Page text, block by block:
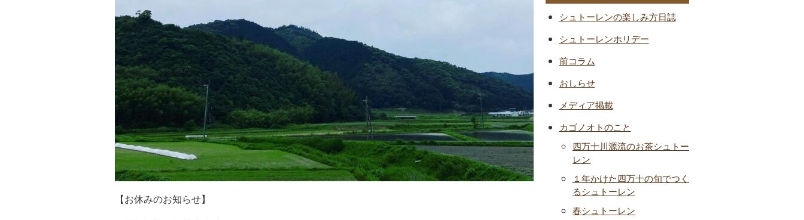
【お休みのお知らせ】
シュトーレンの楽しみ方日誌
シュトーレンホリデー
前コラム
おしらせ
メディア掲載
カゴノオトのこと
四万十川源流のお茶シュトー
レン
１年かけた四万十の旬でつく
るシュトーレン
春シュトーレン